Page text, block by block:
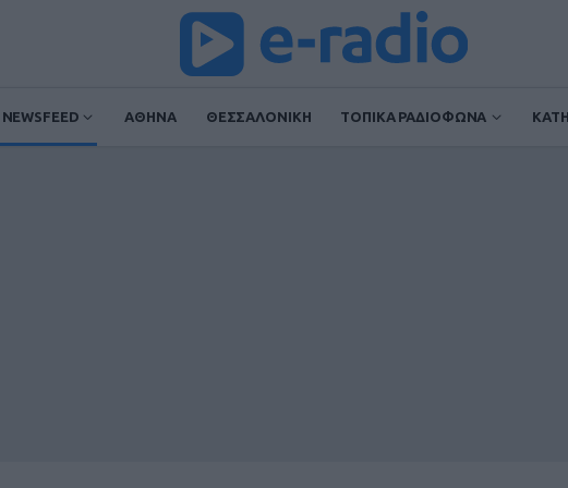
NEWSFEED ΑΘΗΝΑ ΘΕΣΣΑΛΟΝΙΚΗ ΤΟΠΙΚΑ ΡΑΔΙΟΦΩΝΑ